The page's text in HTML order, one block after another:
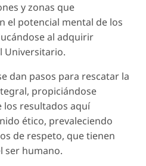
y zonas que
el potencial mental de los
al adquirir
Universitario.
dan pasos para rescatar la
propiciándose
resultados aquí
ético, prevaleciendo
de respeto, que tienen
ser humano.